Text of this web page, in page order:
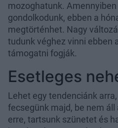
mozoghatunk.
gondolkodunk, ebben a
megtörténhet. Nagy
tudunk véghez vinni ebben
támogatni fogják.
Esetleges
Lehet egy tendenciánk
fecsegünk majd, be nem áll
erre, tartsunk szünetet és